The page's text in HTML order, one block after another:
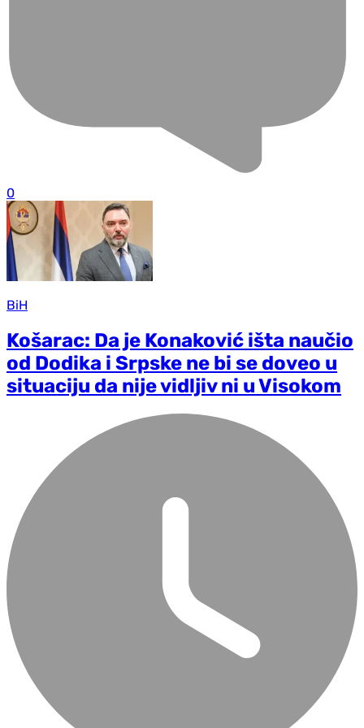
0
BiH
Košarac: Da je Konaković išta naučio
od Dodika i Srpske ne bi se doveo u
situaciju da nije vidljiv ni u Visokom